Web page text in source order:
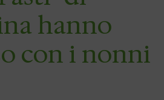
hanno
con i nonni